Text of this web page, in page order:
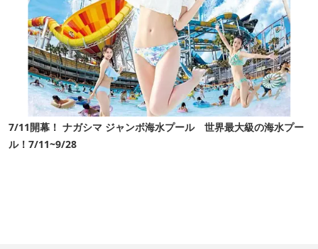
7/11開幕！ ナガシマ ジャンボ海水プール 世界最大級の海水プー
ル！7/11~9/28